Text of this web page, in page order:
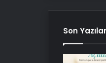
Son Yazılar